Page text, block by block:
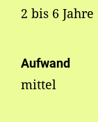
2 bis 6 Jahre
Aufwand
mittel